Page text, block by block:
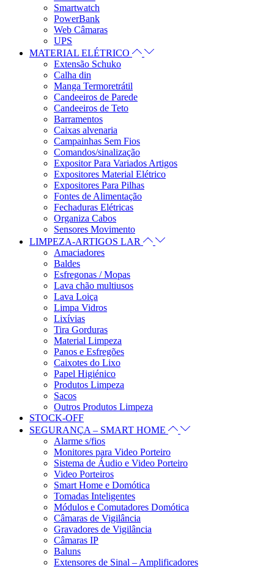
Smartwatch
PowerBank
Web Câmaras
UPS
MATERIAL ELÉTRICO
Extensão Schuko
Calha din
Manga Termoretrátil
Candeeiros de Parede
Candeeiros de Teto
Barramentos
Caixas alvenaria
Campainhas Sem Fios
Comandos/sinalização
Expositor Para Variados Artigos
Expositores Material Elétrico
Expositores Para Pilhas
Fontes de Alimentação
Fechaduras Elétricas
Organiza Cabos
Sensores Movimento
LIMPEZA-ARTIGOS LAR
Amaciadores
Baldes
Esfregonas / Mopas
Lava chão multiusos
Lava Loiça
Limpa Vidros
Lixívias
Tira Gorduras
Material Limpeza
Panos e Esfregões
Caixotes do Lixo
Papel Higiénico
Produtos Limpeza
Sacos
Outros Produtos Limpeza
STOCK-OFF
SEGURANÇA – SMART HOME
Alarme s/fios
Monitores para Video Porteiro
Sistema de Áudio e Video Porteiro
Video Porteiros
Smart Home e Domótica
Tomadas Inteligentes
Módulos e Comutadores Domótica
Câmaras de Vigilância
Gravadores de Vigilância
Câmaras IP
Baluns
Extensores de Sinal – Amplificadores